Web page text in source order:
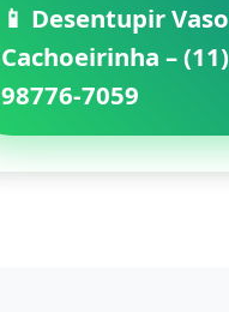
📱 Desentupir Vaso
Cachoeirinha – (11)
98776-7059